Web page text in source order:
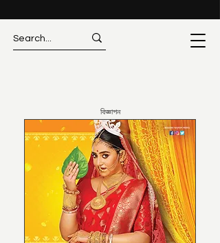
বিজ্ঞাপন